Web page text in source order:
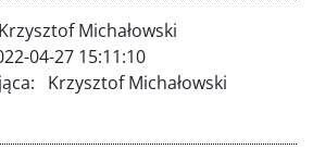
Krzysztof Michałowski
04-27 15:11:10
Krzysztof Michałowski